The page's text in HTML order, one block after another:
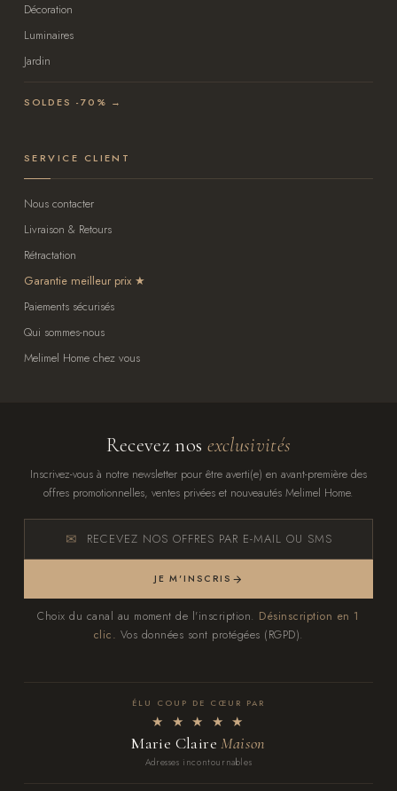
Décoration
Luminaires
Jardin
SOLDES -70% →
SERVICE CLIENT
Nous contacter
Livraison & Retours
Rétractation
Garantie meilleur prix
Paiements sécurisés
Qui sommes-nous
Melimel Home chez vous
Recevez nos exclusivités
Inscrivez-vous à notre newsletter pour être averti(e) en avant-première des
offres promotionnelles, ventes privées et nouveautés Melimel Home.
RECEVEZ NOS OFFRES PAR E-MAIL OU SMS
JE M'INSCRIS
Choix du canal au moment de l'inscription. Désinscription en 1
clic. Vos données sont protégées (RGPD).
ÉLU COUP DE CŒUR PAR
★ ★ ★ ★ ★
Marie ClaireMaison
Adresses incontournables